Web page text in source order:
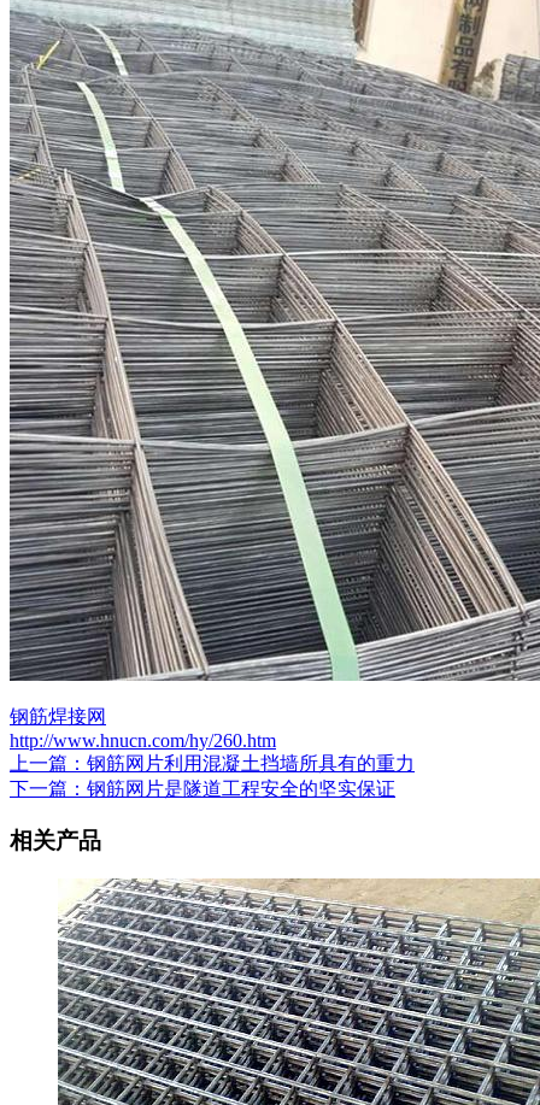
钢筋焊接网
http://www.hnucn.com/hy/260.htm
上一篇：钢筋网片利用混凝土挡墙所具有的重力
下一篇：钢筋网片是隧道工程安全的坚实保证
相关产品